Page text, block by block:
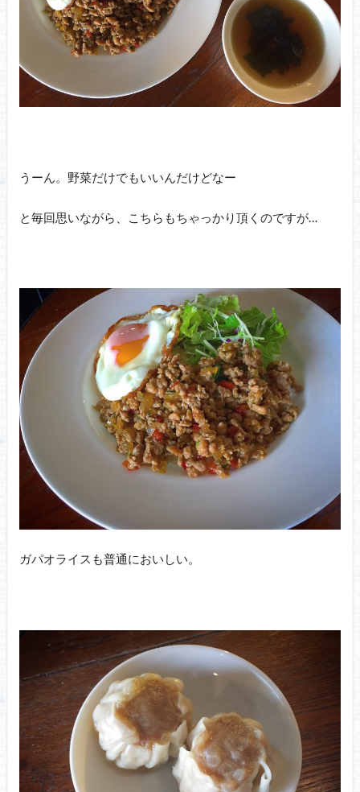
うーん。野菜だけでもいいんだけどなー
と毎回思いながら、こちらもちゃっかり頂くのですが…
ガパオライスも普通においしい。